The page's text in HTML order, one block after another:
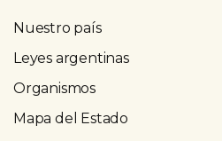
Nuestro país
Leyes argentinas
Organismos
Mapa del Estado